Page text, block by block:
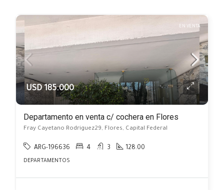
EN VENTA
USD 185.000
Departamento en venta c/ cochera en Flores
Fray Cayetano Rodriguez29, Flores, Capital Federal
ARG-196636 4 3 128.00
DEPARTAMENTOS